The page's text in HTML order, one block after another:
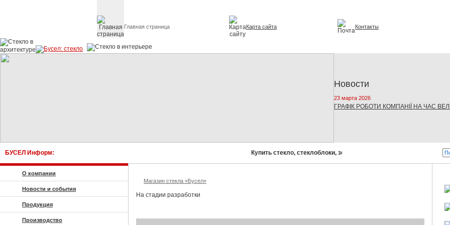
Главная страница Карта сайта Контакты
Новости
23 марта 2026
ГРАФІК РОБОТИ КОМПАНІЇ НА ЧАС
БУСЕЛ Информ: Купить стекло, стеклоблоки, зеркала, стеклопакеты!
О компании
Новости и события
Продукция
Производство
Магазин стекла «Бусел»
На стадии разработки